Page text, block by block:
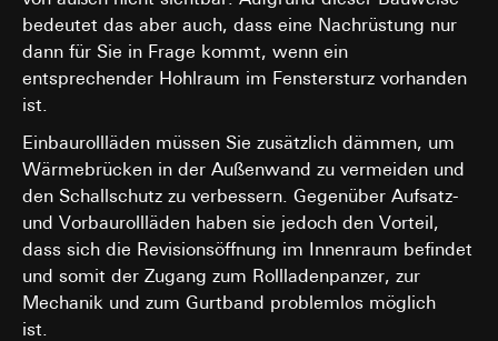
bedeutet das aber auch, dass eine Nachrüstung nur
dann für Sie in Frage kommt, wenn ein
entsprechender Hohlraum im Fenstersturz vorhanden
ist.
Einbaurollläden müssen Sie zusätzlich dämmen, um
Wärmebrücken in der Außenwand zu vermeiden und
den Schallschutz zu verbessern. Gegenüber Aufsatz-
und Vorbaurollläden haben sie jedoch den Vorteil,
dass sich die Revisionsöffnung im Innenraum befindet
und somit der Zugang zum Rollladenpanzer, zur
Mechanik und zum Gurtband problemlos möglich
ist.
Fachhandwerk, Planer, Großhandel, Architekt)
Rechtsgrundlage und ggf. verfolgte berechtigte
Interessen:
Verfolgte berechtigte Interessen: Siehe
Datenverarbeitungszwecke
Empfänger: interne Abteilungen, soweit Zugriff
für Aufgabenerfüllung erforderlich
Drittlandübermittlung: keine
Lebensdauer des Cookies: 6 Monate
Abs. 1 lit. a DSGVO
Empfänger:
interne Abteilungen, soweit Zugriff für
Informationen dazu, wie Google Ihre
Daten verarbeitet, finden Sie unter
https://business.safety.google/privacy
Drittlandübermittlung:
Drittland: USA
Angemessenheitsbeschluss/Garantien/
Standardvertragsklauseln, Kopie zu erfragen bei
Datenverarbeitungszwecke:
Auswertung der Website-
Nutzung, Kampagnen Erfolgsmessung
Kategorien personenbezogener Daten:
Informationen, Website besucht, Datum und Uhrzeit des
Rechtsgrundlage und ggf. verfolgte berechtigte Interessen:
Einsatz des Dienstes: § 25 Abs. 1 S. 1 TDDDG
Folgeverarbeitung der personenbezogenen Daten: Art. 6
Abs. 1 lit. a DSGVO
interne Abteilungen, soweit Zugriff für
erforderlich